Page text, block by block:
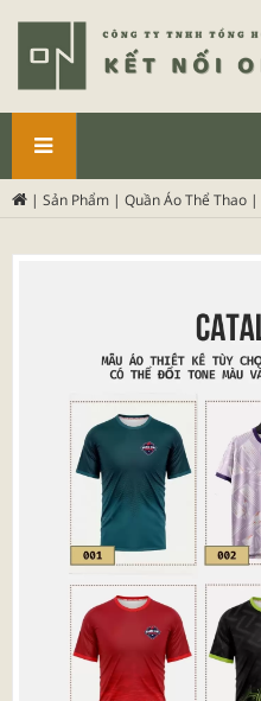
PHẨM
| Sản Phẩm | Quần Áo Thể Thao |